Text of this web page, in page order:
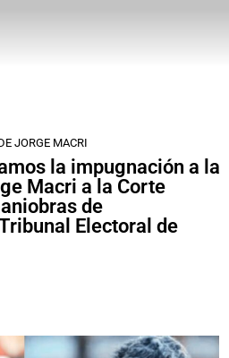
JORGE MACRI
la impugnación a la
Macri a la Corte
de
Electoral de